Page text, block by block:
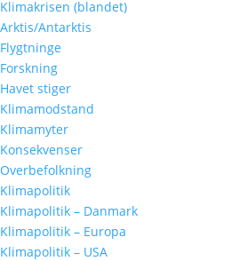
Klimakrisen (blandet)
Arktis/Antarktis
Flygtninge
Forskning
Havet stiger
Klimamodstand
Klimamyter
Konsekvenser
Overbefolkning
Klimapolitik
Klimapolitik – Danmark
Klimapolitik – Europa
Klimapolitik – USA